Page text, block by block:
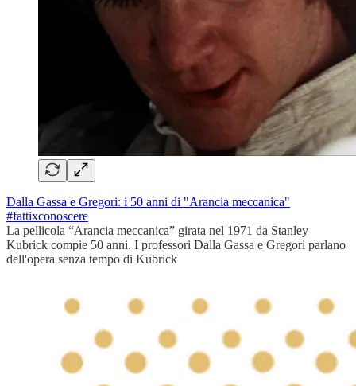
Dalla Gassa e Gregori: i 50 anni di "Arancia meccanica"
#fattixconoscere
La pellicola “Arancia meccanica” girata nel 1971 da Stanley
Kubrick compie 50 anni. I professori Dalla Gassa e Gregori parlano
dell'opera senza tempo di Kubrick